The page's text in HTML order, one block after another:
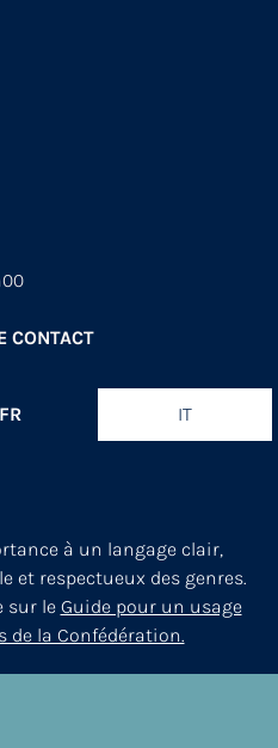
CONTACT
FR IT
à un langage clair,
et respectueux des genres.
sur le Guide pour un usage
la Confédération.